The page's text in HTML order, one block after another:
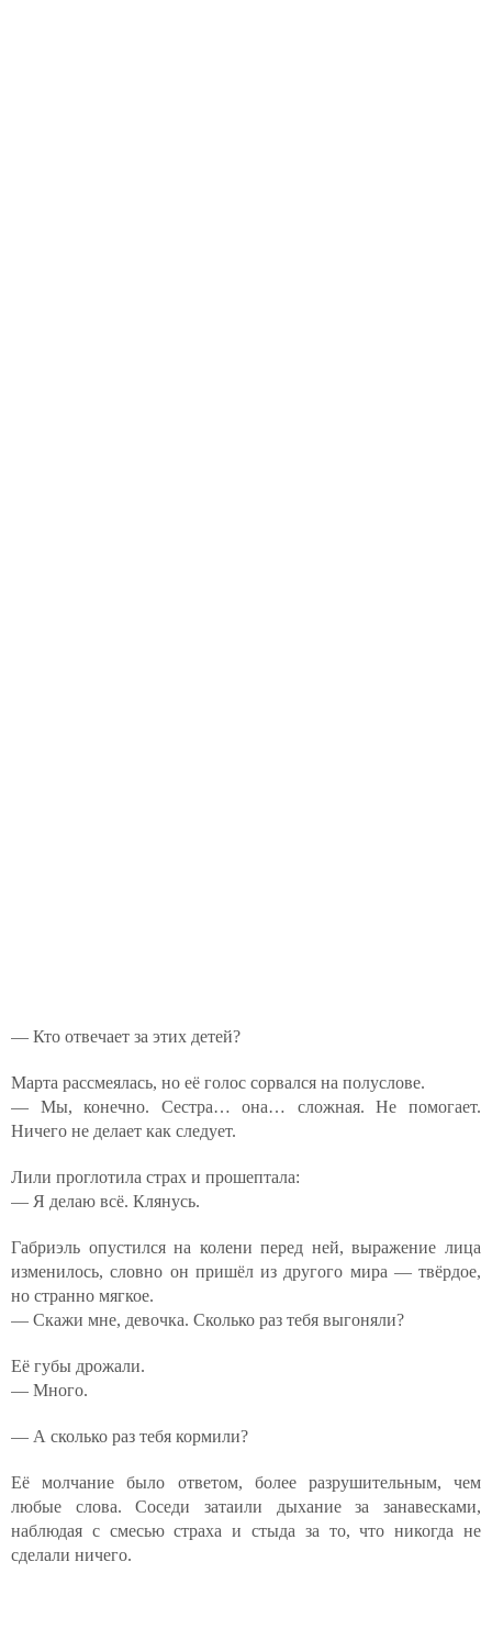
— Кто отвечает за этих детей?
Марта рассмеялась, но её голос сорвался на полуслове.
— Мы, конечно. Сестра… она… сложная. Не помогает.
Ничего не делает как следует.
Лили проглотила страх и прошептала:
— Я делаю всё. Клянусь.
Габриэль опустился на колени перед ней, выражение лица
изменилось, словно он пришёл из другого мира — твёрдое,
но странно мягкое.
— Скажи мне, девочка. Сколько раз тебя выгоняли?
Её губы дрожали.
— Много.
— А сколько раз тебя кормили?
Её молчание было ответом, более разрушительным, чем
любые слова. Соседи затаили дыхание за занавесками,
наблюдая с смесью страха и стыда за то, что никогда не
сделали ничего.